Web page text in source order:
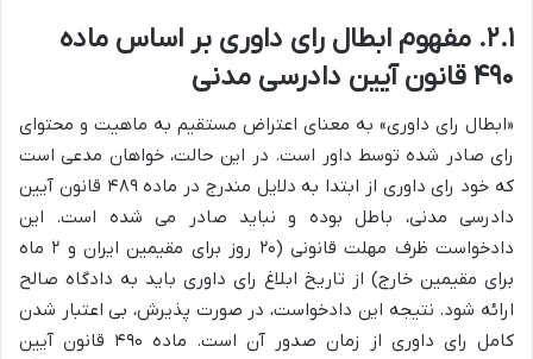
۲.۱. مفهوم ابطال رای داوری بر اساس ماده
۴۹۰ قانون آیین دادرسی مدنی
«ابطال رای داوری» به معنای اعتراض مستقیم به ماهیت و محتوای
رای صادر شده توسط داور است. در این حالت، خواهان مدعی است
که خود رای داوری از ابتدا به دلایل مندرج در ماده ۴۸۹ قانون آیین
دادرسی مدنی، باطل بوده و نباید صادر می شده است. این
دادخواست ظرف مهلت قانونی (۲۰ روز برای مقیمین ایران و ۲ ماه
برای مقیمین خارج) از تاریخ ابلاغ رای داوری باید به دادگاه صالح
ارائه شود. نتیجه این دادخواست، در صورت پذیرش، بی اعتبار شدن
کامل رای داوری از زمان صدور آن است. ماده ۴۹۰ قانون آیین